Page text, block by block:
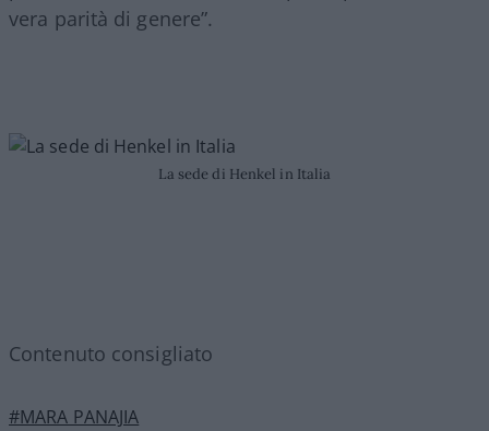
vera parità di genere”.
La sede di Henkel in Italia
Contenuto consigliato
#MARA PANAJIA